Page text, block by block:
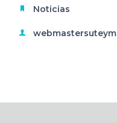
Noticias
webmastersuteym